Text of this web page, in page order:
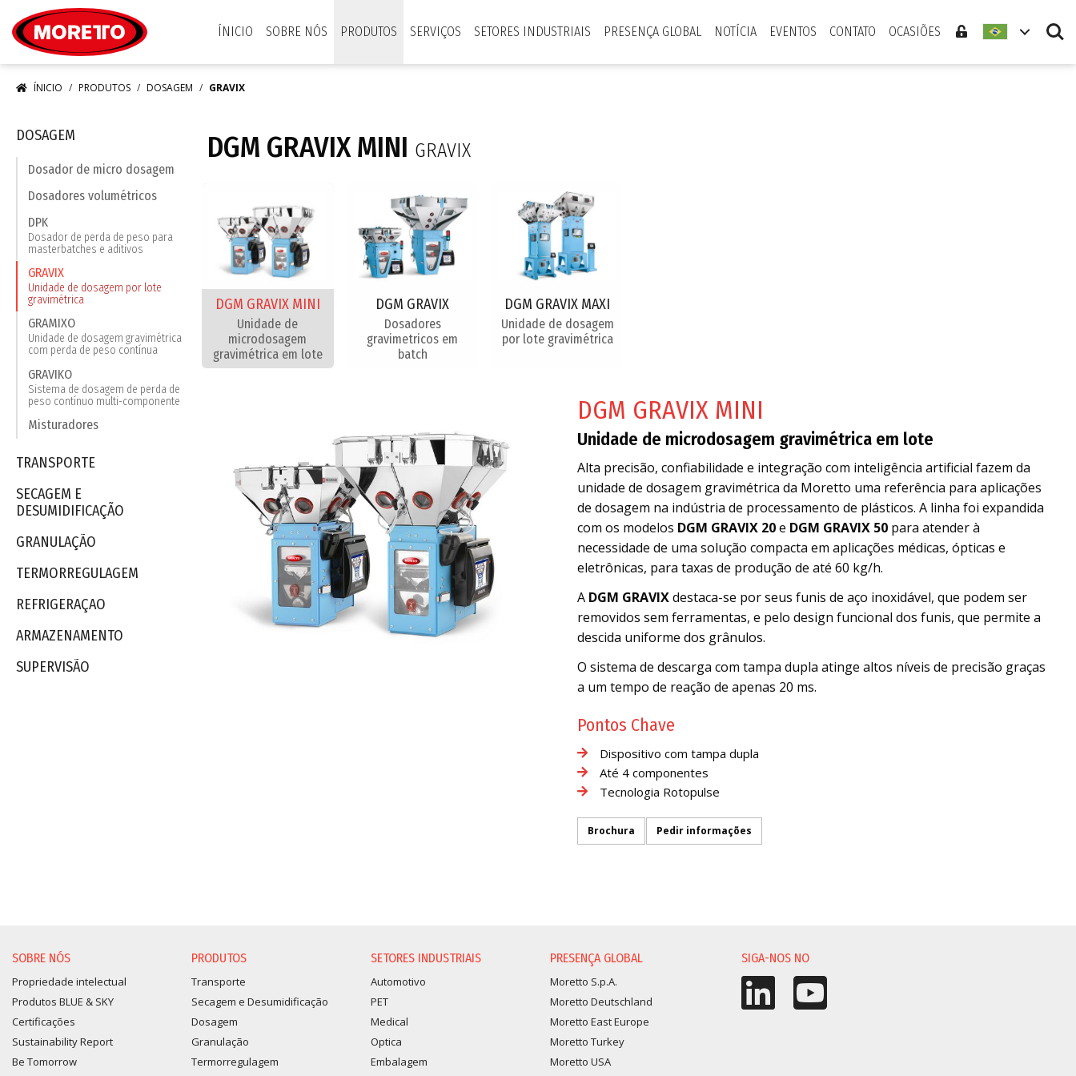
ÍNICIO
SOBRE NÓS PRODUTOS SERVIÇOS SETORES INDUSTRIAIS PRESENÇA GLOBAL NOTÍCIA EVENTOS CONTATO OCASIÕES Search
ÍNICIO PRODUTOS DOSAGEM GRAVIX
DGM GRAVIX MINI GRAVIX
DGM GRAVIX MINI
Unidade de
microdosagem
gravimétrica em lote
DGM GRAVIX
Dosadores
gravimetricos em
batch
DGM GRAVIX MAXI
Unidade de dosagem
por lote gravimétrica
DGM GRAVIX MINI
Unidade de microdosagem gravimétrica em lote
Alta precisão, confiabilidade e integração com inteligência artificial fazem da
unidade de dosagem gravimétrica da Moretto uma referência para aplicações
de dosagem na indústria de processamento de plásticos. A linha foi expandida
com os modelos DGM GRAVIX 20e DGM GRAVIX 50 para atender à
necessidade de uma solução compacta em aplicações médicas, ópticas e
eletrônicas, para taxas de produção de até 60 kg/h.
A DGM GRAVIXdestaca-se por seus funis de aço inoxidável, que podem ser
removidos sem ferramentas, e pelo design funcional dos funis, que permite a
descida uniforme dos grânulos.
O sistema de descarga com tampa dupla atinge altos níveis de precisão graças
a um tempo de reação de apenas 20 ms.
Pontos Chave
Dispositivo com tampa dupla
Até 4 componentes
Tecnologia Rotopulse
Brochura Pedir informações
DOSAGEM
Dosador de micro dosagem
Dosadores volumétricos
DPK
Dosador de perda de peso para
masterbatches e aditivos
GRAVIX
Unidade de dosagem por lote
gravimétrica
GRAMIXO
Unidade de dosagem gravimétrica
com perda de peso contínua
GRAVIKO
Sistema de dosagem de perda de
peso contínuo multi-componente
Misturadores
TRANSPORTE
SECAGEM E
DESUMIDIFICAÇÃO
GRANULAÇÃO
TERMORREGULAGEM
REFRIGERAÇAO
ARMAZENAMENTO
SUPERVISÃO
SOBRE NÓS
Propriedade intelectual
Produtos BLUE & SKY
Certificações
Sustainability Report
Be Tomorrow
PRODUTOS
Transporte
Secagem e Desumidificação
Dosagem
Granulação
Termorregulagem
SETORES INDUSTRIAIS
Automotivo
PET
Medical
Optica
Embalagem
PRESENÇA GLOBAL
Moretto S.p.A.
Moretto Deutschland
Moretto East Europe
Moretto Turkey
Moretto USA
SIGA-NOS NO